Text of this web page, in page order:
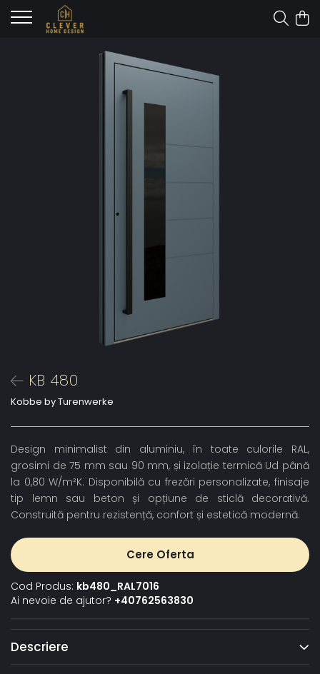
KB 480
Kobbe by Turenwerke
Design minimalist din aluminiu, în toate culorile RAL,
grosimi de 75 mm sau 90 mm, și izolație termică Ud până
la 0,80 W/m²K. Disponibilă cu frezări personalizate, finisaje
tip lemn sau beton și opțiune de sticlă decorativă.
Construită pentru rezistență, confort și estetică modernă.
Cere Oferta
Cod Produs: kb480_RAL7016
Ai nevoie de ajutor? +40762563830
Descriere